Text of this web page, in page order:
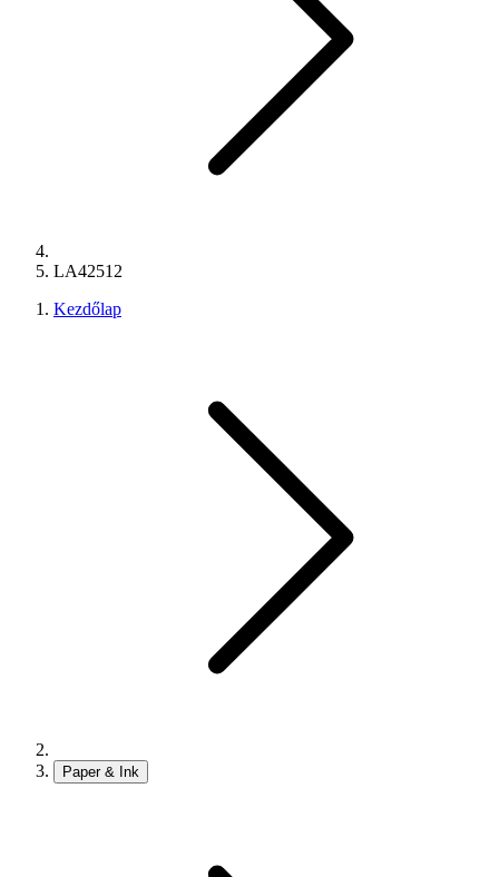
LA42512
Kezdőlap
Paper & Ink